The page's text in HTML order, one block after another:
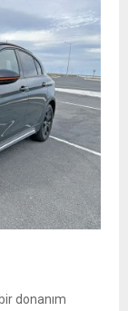
donanım